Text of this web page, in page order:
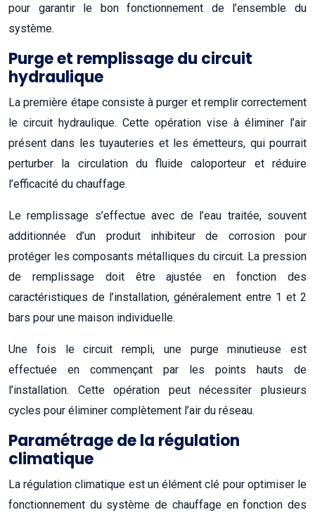
pour garantir le bon fonctionnement de l’ensemble du
système.
Purge et remplissage du circuit
hydraulique
La première étape consiste à purger et remplir correctement
le circuit hydraulique. Cette opération vise à éliminer l’air
présent dans les tuyauteries et les émetteurs, qui pourrait
perturber la circulation du fluide caloporteur et réduire
l’efficacité du chauffage.
Le remplissage s’effectue avec de l’eau traitée, souvent
additionnée d’un produit inhibiteur de corrosion pour
protéger les composants métalliques du circuit. La pression
de remplissage doit être ajustée en fonction des
caractéristiques de l’installation, généralement entre 1 et 2
bars pour une maison individuelle.
Une fois le circuit rempli, une purge minutieuse est
effectuée en commençant par les points hauts de
l’installation. Cette opération peut nécessiter plusieurs
cycles pour éliminer complètement l’air du réseau.
Paramétrage de la régulation
climatique
La régulation climatique est un élément clé pour optimiser le
fonctionnement du système de chauffage en fonction des